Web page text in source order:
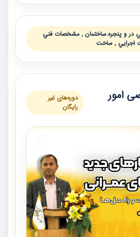
در و پنجره.ساختمان , مشخصات فني
اجرايي , ساخت
امور
دوره‌های غیر
رایگان